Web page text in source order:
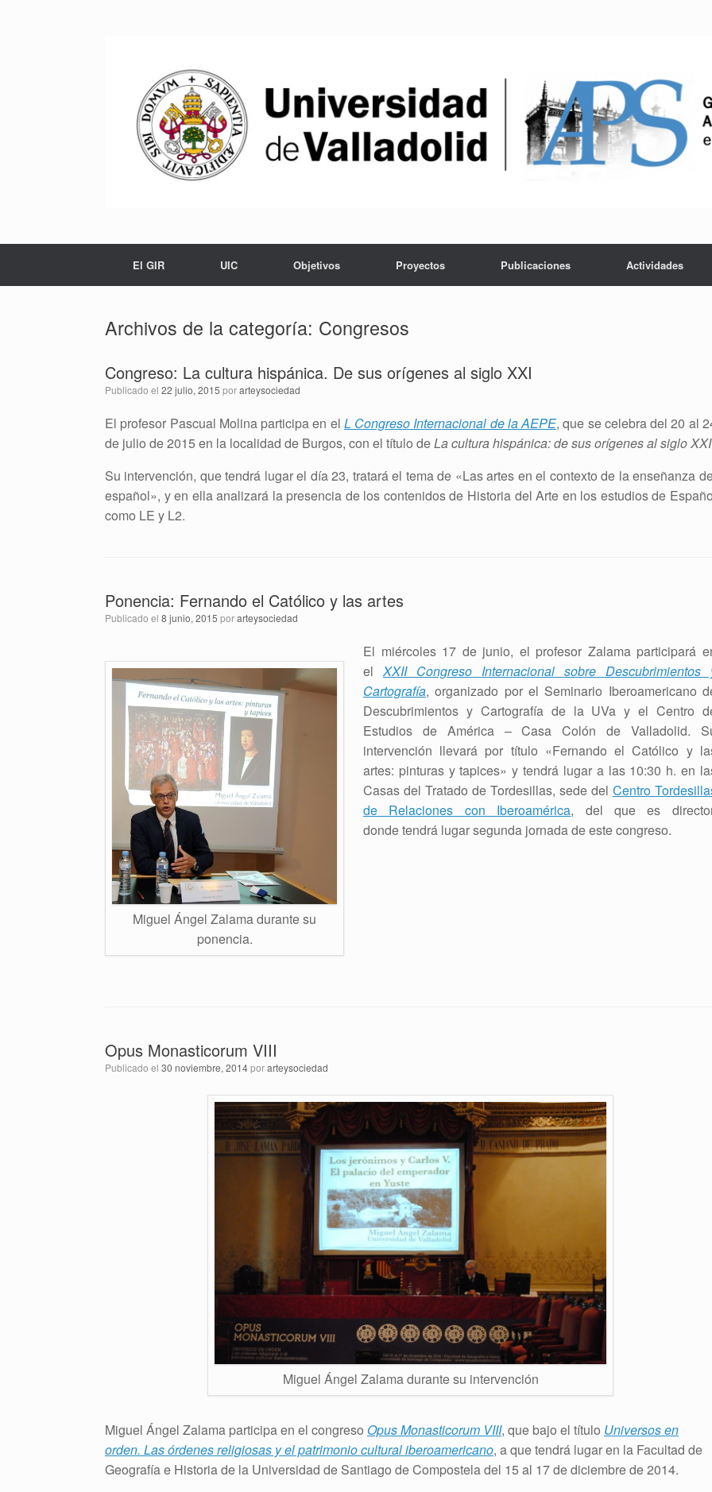
El GIR UIC Objetivos Proyectos Publicaciones Actividades
Archivos de la categoría: Congresos
Congreso: La cultura hispánica. De sus orígenes al siglo XXI
Publicado el 22 julio, 2015 porarteysociedad
El profesor Pascual Molina participa en el L Congreso Internacional de la AEPE, que se celebra del 20 al
de julio de 2015 en la localidad de Burgos, con el título deLa cultura hispánica: de sus orígenes al siglo XXI
Su intervención, que tendrá lugar el día 23, tratará el tema de «Las artes en el contexto de la enseñanza
español», y en ella analizará la presencia de los contenidos de Historia del Arte en los estudios de
como LE y L2.
Ponencia: Fernando el Católico y las artes
Publicado el 8 junio, 2015 porarteysociedad
Miguel Ángel Zalama durante su
ponencia.
El miércoles 17 de junio, el profesor Zalama participará
elXXII Congreso Internacional sobre Descubrimientos
Cartografía, organizado por el Seminario Iberoamericano
Descubrimientos y Cartografía de la UVa y el Centro
Estudios de América – Casa Colón de Valladolid.
intervención llevará por título «Fernando el Católico y
artes: pinturas y tapices» y tendrá lugar a las 10:30 h. en
Casas del Tratado de Tordesillas, sede del Centro
de Relaciones con Iberoamérica, del que es
donde tendrá lugar segunda jornada de este congreso.
Opus Monasticorum VIII
Publicado el 30 noviembre, 2014porarteysociedad
Miguel Ángel Zalama durante su intervención
Miguel Ángel Zalama participa en el congreso Opus Monasticorum VIII, que bajo el título Universos en
orden. Las órdenes religiosas y el patrimonio cultural iberoamericano, a que tendrá lugar en la Facultad de
Geografía e Historia de la Universidad de Santiago de Compostela del 15 al 17 de diciembre de 2014.